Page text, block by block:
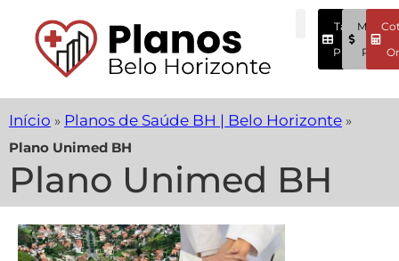
Tabela
PreçosPreços
Início » Planos de Saúde BH | Belo Horizonte »
Plano Unimed BH
Plano Unimed BH